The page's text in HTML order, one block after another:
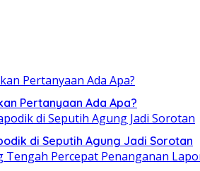
Pertanyaan Ada Apa?
di Seputih Agung Jadi Sorotan